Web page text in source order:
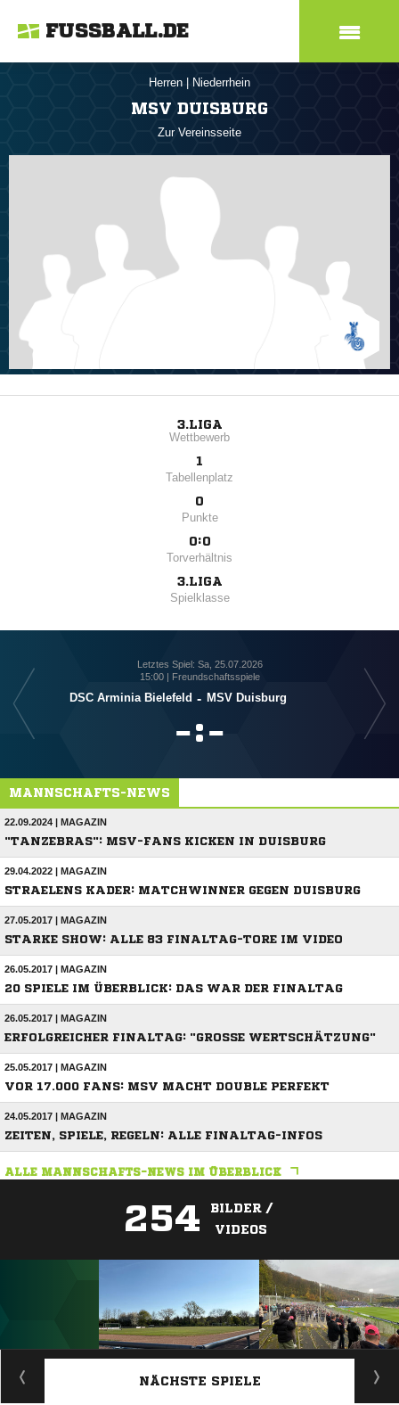
FUSSBALL.DE
Herren Niederrhein
MSV DUISBURG
Zur Vereinsseite
3.LIGA
Wettbewerb
1
Tabellenplatz
0
Punkte
0:0
Torverhältnis
3.LIGA
Spielklasse
Letztes Spiel: Sa, 25.07.2026
15:00 | Freundschaftsspiele
DSC Arminia Bielefeld - MSV Duisburg
:
MANNSCHAFTS-NEWS
22.09.2024 | MAGAZIN
"TANZEBRAS": MSV-FANS KICKEN IN DUISBURG
29.04.2022 | MAGAZIN
STRAELENS KADER: MATCHWINNER GEGEN DUISBURG
27.05.2017 | MAGAZIN
STARKE SHOW: ALLE 83 FINALTAG-TORE IM VIDEO
26.05.2017 | MAGAZIN
20 SPIELE IM ÜBERBLICK: DAS WAR DER FINALTAG
26.05.2017 | MAGAZIN
ERFOLGREICHER FINALTAG: "GROSSE WERTSCHÄTZUNG"
25.05.2017 | MAGAZIN
VOR 17.000 FANS: MSV MACHT DOUBLE PERFEKT
24.05.2017 | MAGAZIN
ZEITEN, SPIELE, REGELN: ALLE FINALTAG-INFOS
ALLE MANNSCHAFTS-NEWS IM ÜBERBLICK
254
BILDER /
VIDEOS
ANZEIGE
NÄCHSTE SPIELE